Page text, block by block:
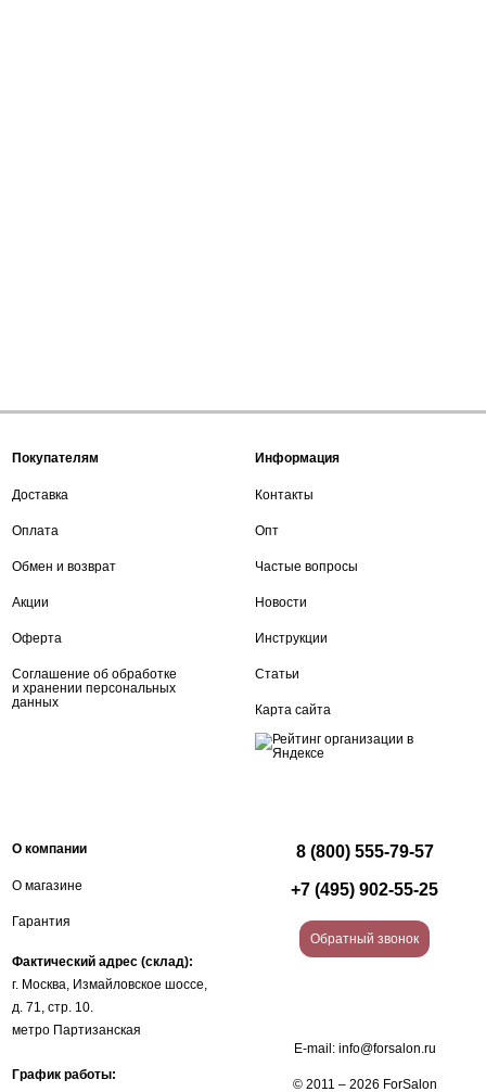
Покупателям
Доставка
Оплата
Обмен и возврат
Акции
Оферта
Соглашение об обработке
и хранении персональных
данных
Информация
Контакты
Опт
Частые вопросы
Новости
Инструкции
Статьи
Карта сайта
О компании
О магазине
Гарантия
Фактический адрес (склад):
г. Москва, Измайловское шоссе,
д. 71, стр. 10.
метро Партизанская
График работы:
8 (800) 555-79-57
+7 (495) 902-55-25
Обратный звонок
E-mail: info@forsalon.ru
© 2011 – 2026 ForSalon